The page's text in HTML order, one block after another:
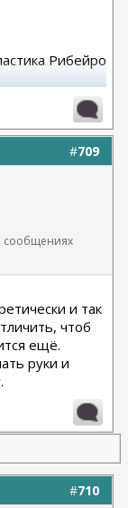
Рибейро
диастаза .
#709
сообщениях
и так
чтоб
ещё.
руки и
#710